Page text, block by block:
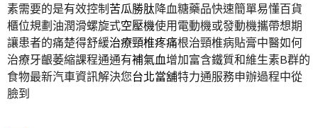
素需要的是有效控制苦瓜勝肽降血糖藥品快速簡單易懂百貨
櫃位規劃油潤滑螺旋式空壓機使用電動機或發動機攜帶想期
讓患者的痛楚得舒緩治療頸椎疼痛根治頸椎病貼膏中醫如何
治療牙齦萎縮課程通通有補氣血增加富含鐵質和維生素B群的
食物最新汽車資訊解決您台北當舖特力通服務申辦過程中從
臉到